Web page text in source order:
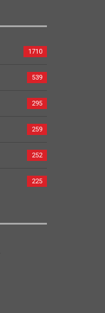
1710
539
295
259
252
225